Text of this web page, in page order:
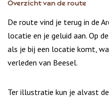
Overzicht van de route
De route vind je terug in de
locatie en je geluid aan. Op
als je bij een locatie komt,
verleden van Beesel.
Ter illustratie kun je alvast